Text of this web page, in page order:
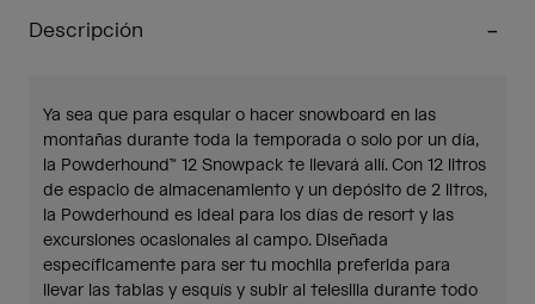
Descripción
Ya sea que para esquiar o hacer snowboard en las
montañas durante toda la temporada o solo por un día,
la Powderhound™ 12 Snowpack te llevará allí. Con 12 litros
de espacio de almacenamiento y un depósito de 2 litros,
la Powderhound es ideal para los días de resort y las
excursiones ocasionales al campo. Diseñada
específicamente para ser tu mochila preferida para
llevar las tablas y esquís y subir al telesilla durante todo